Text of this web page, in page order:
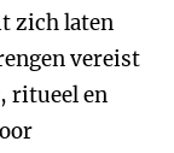
zich laten
vereist
ritueel en